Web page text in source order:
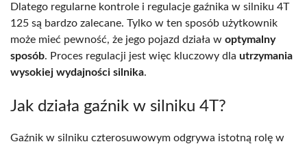
Dlatego regularne kontrole i regulacje gaźnika w silniku 4T
125 są bardzo zalecane. Tylko w ten sposób użytkownik
może mieć pewność, że jego pojazd działa w optymalny
sposób. Proces regulacji jest więc kluczowy dla utrzymania
wysokiej wydajności silnika.
Jak działa gaźnik w silniku 4T?
Gaźnik w silniku czterosuwowym odgrywa istotną rolę w